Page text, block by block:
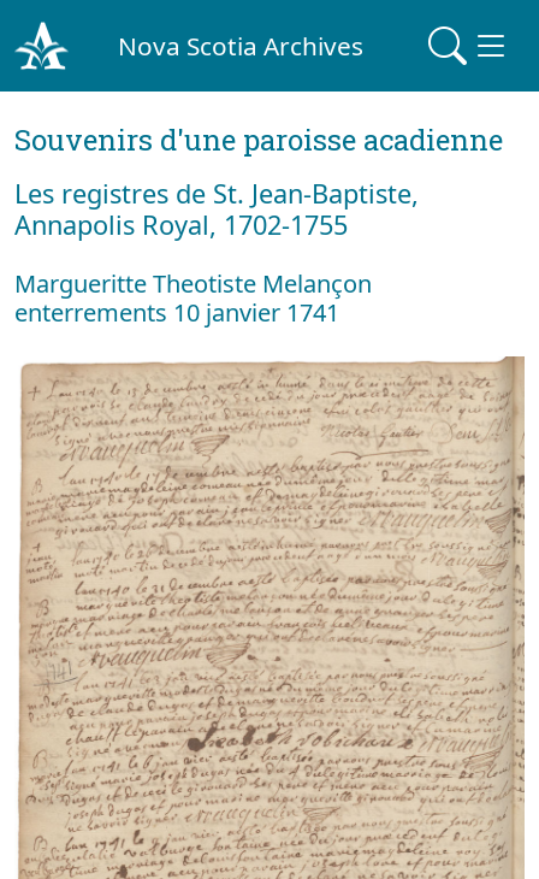
Nova Scotia Archives
Souvenirs d'une paroisse acadienne
Les registres de St. Jean-Baptiste,
Annapolis Royal, 1702-1755
Margueritte Theotiste Melançon
enterrements 10 janvier 1741